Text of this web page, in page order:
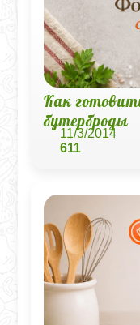
Как
бутерброды
11/3/2014
611